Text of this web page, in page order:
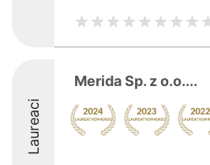
Laureaci
Merida Sp. z o.o....